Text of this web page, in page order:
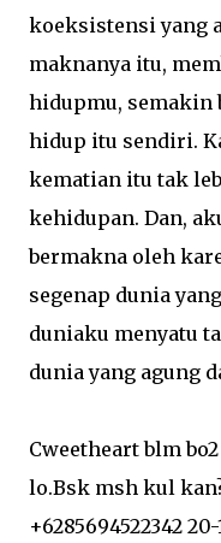
koeksistensi yang
maknanya itu,
hidupmu, semakin
hidup itu sendiri.
kematian itu tak
kehidupan. Dan,
bermakna oleh
segenap dunia
duniaku menyatu
dunia yang agung
Cweetheart blm
lo.Bsk msh kul
+6285694522342